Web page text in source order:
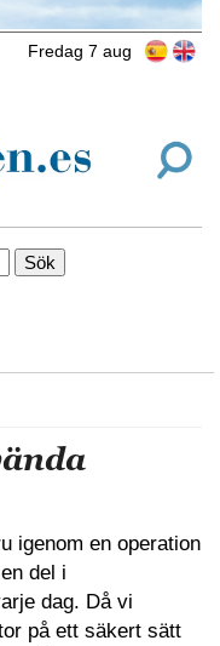
Fredag 7 aug
igenom en operation
del i
dag. Då vi
på ett säkert sätt